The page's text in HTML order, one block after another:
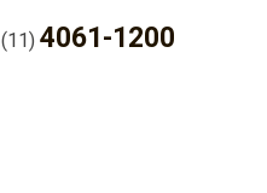
(11)4061-1200